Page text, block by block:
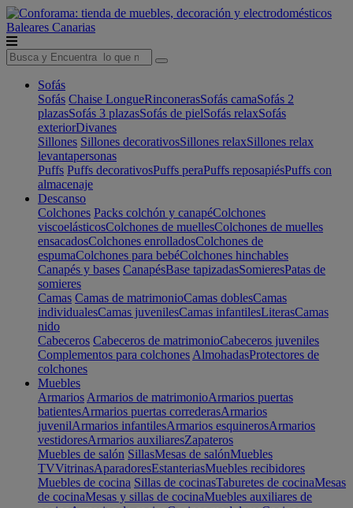
Baleares Canarias
Sofás
Sofás Chaise LongueRinconerasSofás camaSofás 2
plazasSofás 3 plazasSofás de pielSofás relaxSofás
exteriorDivanes
Sillones Sillones decorativosSillones relaxSillones relax
levantapersonas
Puffs Puffs decorativosPuffs peraPuffs reposapiésPuffs con
almacenaje
Descanso
Colchones Packs colchón y canapéColchones
viscoelásticosColchones de muellesColchones de muelles
ensacadosColchones enrolladosColchones de
espumaColchones para bebéColchones hinchables
Canapés y bases CanapésBase tapizadasSomieresPatas de
somieres
Camas Camas de matrimonioCamas doblesCamas
individualesCamas juvenilesCamas infantilesLiterasCamas
nido
Cabeceros Cabeceros de matrimonioCabeceros juveniles
Complementos para colchones AlmohadasProtectores de
colchones
Muebles
Armarios Armarios de matrimonioArmarios puertas
batientesArmarios puertas correderasArmarios
juvenilArmarios infantilesArmarios esquinerosArmarios
vestidoresArmarios auxiliaresZapateros
Muebles de salón SillasMesas de salónMuebles
TVVitrinasAparadoresEstanteriasMuebles recibidores
Muebles de cocina Sillas de cocinasTaburetes de cocinaMesas
de cocinaMesas y sillas de cocinaMuebles auxiliares de